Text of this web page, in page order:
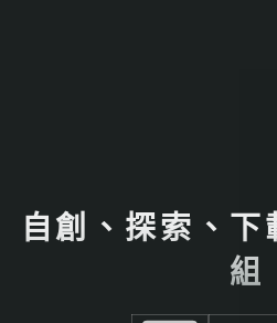
自創、探索、下
組